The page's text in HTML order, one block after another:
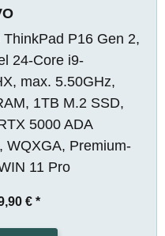
P16 Gen 2,
24-Core i9-
max. 5.50GHz,
1TB M.2 SSD,
5000 ADA
WQXGA, Premium-
11 Pro
€ *